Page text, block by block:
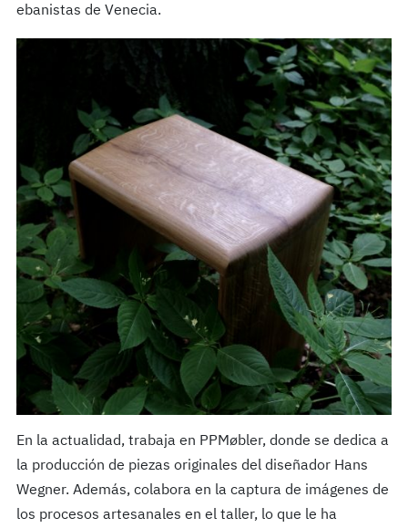
ebanistas de Venecia.
En la actualidad, trabaja en PPMøbler, donde se dedica a
la producción de piezas originales del diseñador Hans
Wegner. Además, colabora en la captura de imágenes de
los procesos artesanales en el taller, lo que le ha